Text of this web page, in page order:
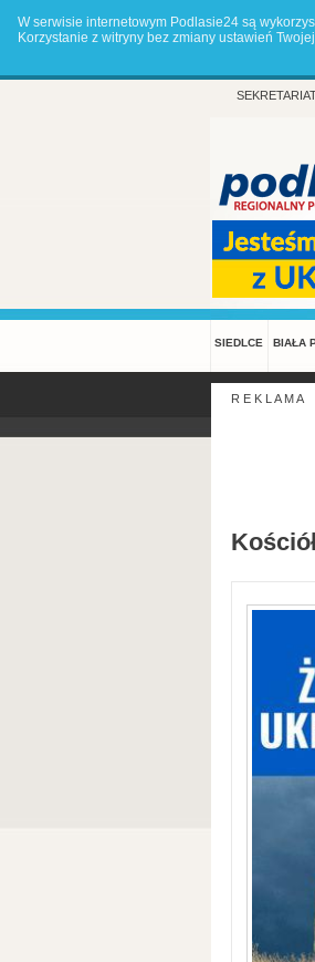
W serwisie internetowym Podlasie24 są
Korzystanie z witryny bez zmiany ustawień
SIEDLCE BIAŁA
R E K L A M A